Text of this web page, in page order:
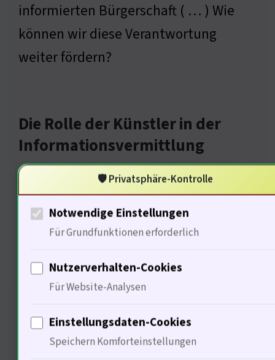
informierten Bürgerschaft ( … ) Wie
können wir diese Verantwortung
weiter fördern?
Die Rolle der Künstler in der
Informationsvermittlung
Die Rolle der Künstler ist bedeutend.
Musik und Kunst können
Informationen transportieren. 70% der
🛡️ Privatsphäre-Kontrolle
Notwendige Einstellungen
Für Grundfunktionen erforderlich
Nutzerverhalten-Cookies
Für Website-Analysen
Einstellungsdaten-Cookies
Speichern Komforteinstellungen